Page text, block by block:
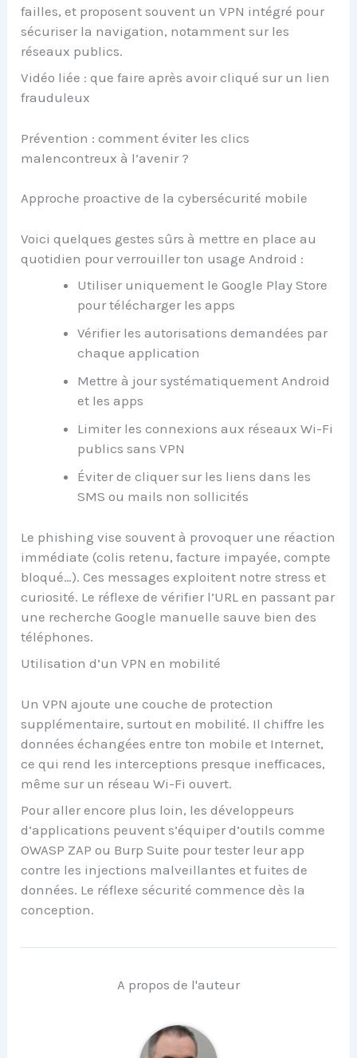
failles, et proposent souvent un VPN intégré pour
sécuriser la navigation, notamment sur les
réseaux publics.
Vidéo liée : que faire après avoir cliqué sur un lien
frauduleux
Prévention : comment éviter les clics
malencontreux à l’avenir ?
Approche proactive de la cybersécurité mobile
Voici quelques gestes sûrs à mettre en place au
quotidien pour verrouiller ton usage Android :
Utiliser uniquement le Google Play Store
pour télécharger les apps
Vérifier les autorisations demandées par
chaque application
Mettre à jour systématiquement Android
et les apps
Limiter les connexions aux réseaux Wi-Fi
publics sans VPN
Éviter de cliquer sur les liens dans les
SMS ou mails non sollicités
Le phishing vise souvent à provoquer une réaction
immédiate (colis retenu, facture impayée, compte
bloqué…). Ces messages exploitent notre stress et
curiosité. Le réflexe de vérifier l’URL en passant par
une recherche Google manuelle sauve bien des
téléphones.
Utilisation d’un VPN en mobilité
Un VPN ajoute une couche de protection
supplémentaire, surtout en mobilité. Il chiffre les
données échangées entre ton mobile et Internet,
ce qui rend les interceptions presque inefficaces,
même sur un réseau Wi-Fi ouvert.
Pour aller encore plus loin, les développeurs
d’applications peuvent s’équiper d’outils comme
OWASP ZAP ou Burp Suite pour tester leur app
contre les injections malveillantes et fuites de
données. Le réflexe sécurité commence dès la
conception.
A propos de l'auteur